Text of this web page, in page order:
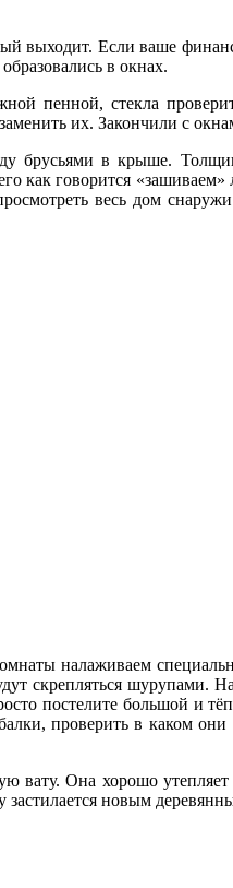
выходит. Если ваше
в окнах.
пенной, стекла
их. Закончили с
брусьями в крыше.
как говорится
весь дом
налаживаем
скрепляться шурупами.
постелите большой и
проверить в каком
Она хорошо утепляет
новым